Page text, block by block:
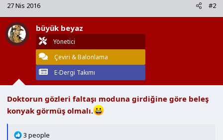
i
l
e
r
27 Nis 2016 #2
büyük beyaz
Yönetici
Çeviri & Balonlama
E-Dergi Takımı
Doktorun gözleri faltaşı moduna girdiğine göre beleş
konyak görmüş olmalı.
T
3 people